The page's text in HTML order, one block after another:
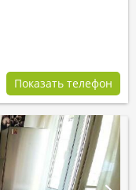
Показать телефон